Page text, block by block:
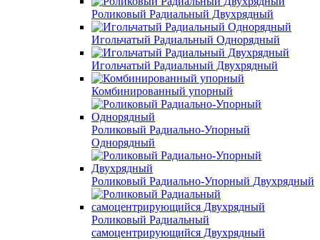
Роликовый Радиальный Двухрядный
Игольчатый Радиальный Однорядный
Игольчатый Радиальный Двухрядный
Комбинированный упорный
Роликовый Радиально-Упорный
Однорядный
Роликовый Радиально-Упорный Двухрядный
Роликовый Радиальный
самоцентрирующийся Двухрядный